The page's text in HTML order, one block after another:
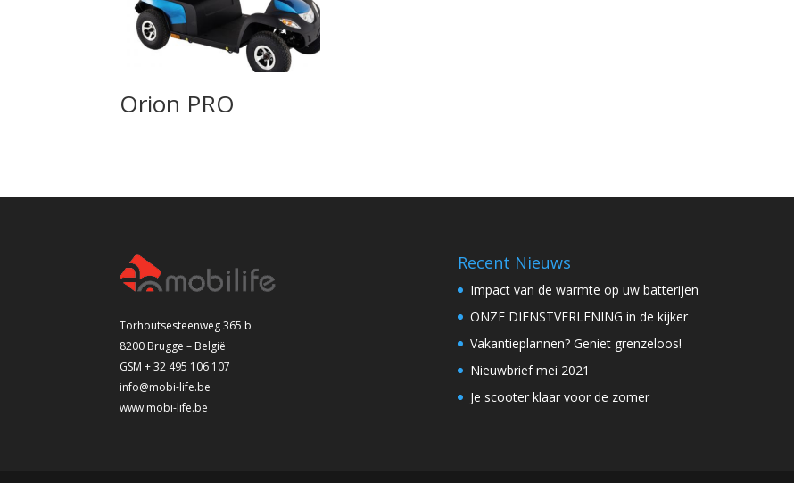
Orion PRO
Torhoutsesteenweg 365 b
8200 Brugge – België
GSM + 32 495 106 107
info@mobi-life.be
www.mobi-life.be
Recent Nieuws
Impact van de warmte op uw batterijen
ONZE DIENSTVERLENING in de kijker
Vakantieplannen? Geniet grenzeloos!
Nieuwbrief mei 2021
Je scooter klaar voor de zomer